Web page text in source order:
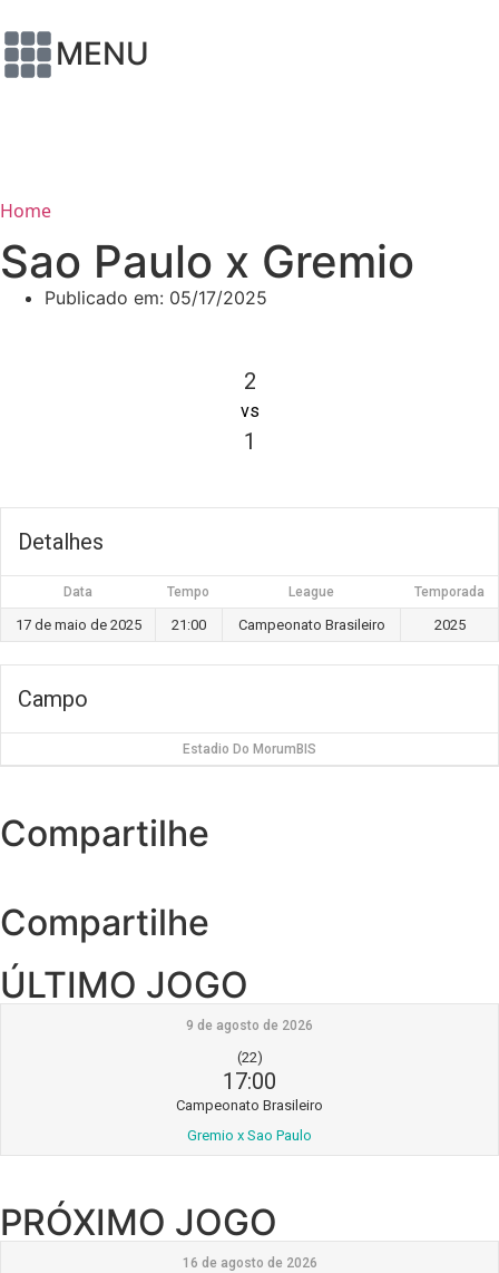
MENU
Home
Sao Paulo x Gremio
Publicado em: 05/17/2025
2
vs
1
Detalhes
Data Tempo League Temporada
17 de maio de 2025 21:00 Campeonato Brasileiro 2025
Campo
Estadio Do MorumBIS
Compartilhe
Compartilhe
ÚLTIMO JOGO
9 de agosto de 2026
(22)
17:00
Campeonato Brasileiro
Gremio x Sao Paulo
PRÓXIMO JOGO
16 de agosto de 2026